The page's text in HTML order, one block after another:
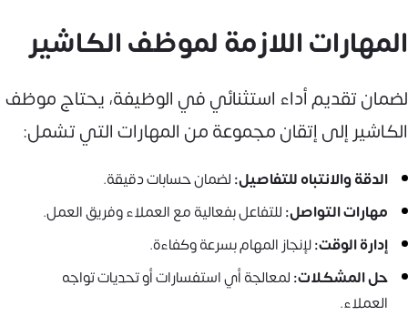
المهارات اللازمة لموظف الكاشير
لضمان تقديم أداء استثنائي في الوظيفة، يحتاج موظف
الكاشير إلى إتقان مجموعة من المهارات التي تشمل:
الدقة والانتباه للتفاصيل:لضمان حسابات دقيقة.
مهارات التواصل:للتفاعل بفعالية مع العملاء وفريق العمل.
إدارة الوقت:لإنجاز المهام بسرعة وكفاءة.
حل المشكلات:لمعالجة أي استفسارات أو تحديات تواجه
العملاء.